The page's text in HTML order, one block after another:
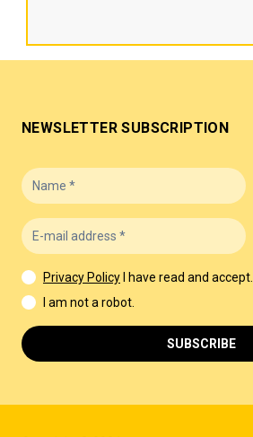
NEWSLETTER SUBSCRIPTION
Privacy Policy
I have read and accept.
I am not a robot.
SUBSCRIBE